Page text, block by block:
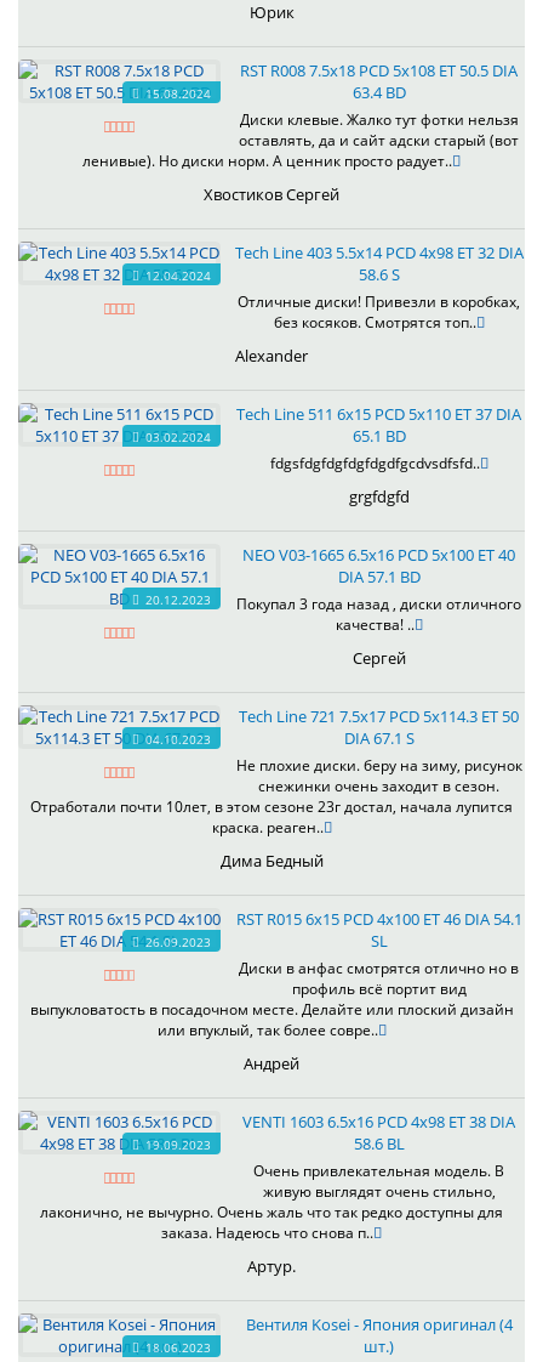
Юрик
15.08.2024
RST R008 7.5x18 PCD 5x108 ET 50.5 DIA
63.4 BD
Диски клевые. Жалко тут фотки нельзя
оставлять, да и сайт адски старый (вот
ленивые). Но диски норм. А ценник просто радует..
Хвостиков Сергей
12.04.2024
Tech Line 403 5.5x14 PCD 4x98 ET 32 DIA
58.6 S
Отличные диски! Привезли в коробках,
без косяков. Смотрятся топ..
Alexander
03.02.2024
Tech Line 511 6x15 PCD 5x110 ET 37 DIA
65.1 BD
fdgsfdgfdgfdgfdgdfgcdvsdfsfd..
grgfdgfd
20.12.2023
NEO V03-1665 6.5x16 PCD 5x100 ET 40
DIA 57.1 BD
Покупал 3 года назад , диски отличного
качества! ..
Сергей
04.10.2023
Tech Line 721 7.5x17 PCD 5x114.3 ET 50
DIA 67.1 S
Не плохие диски. беру на зиму, рисунок
снежинки очень заходит в сезон.
Отработали почти 10лет, в этом сезоне 23г достал, начала лупится
краска. реаген..
Дима Бедный
26.09.2023
RST R015 6x15 PCD 4x100 ET 46 DIA 54.1
SL
Диски в анфас смотрятся отлично но в
профиль всё портит вид
выпукловатость в посадочном месте. Делайте или плоский дизайн
или впуклый, так более совре..
Андрей
19.09.2023
VENTI 1603 6.5x16 PCD 4x98 ET 38 DIA
58.6 BL
Очень привлекательная модель. В
живую выглядят очень стильно,
лаконично, не вычурно. Очень жаль что так редко доступны для
заказа. Надеюсь что снова п..
Артур.
18.06.2023
Вентиля Kosei - Япония оригинал (4
шт.)